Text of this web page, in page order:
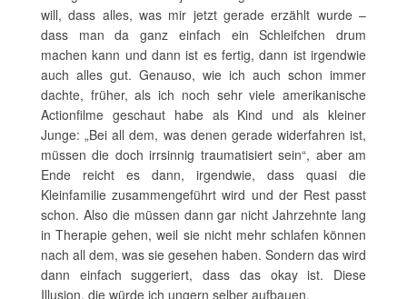
will, dass alles, was mir jetzt gerade erzählt wurde –
dass man da ganz einfach ein Schleifchen drum
machen kann und dann ist es fertig, dann ist irgendwie
auch alles gut. Genauso, wie ich auch schon immer
dachte, früher, als ich noch sehr viele amerikanische
Actionfilme geschaut habe als Kind und als kleiner
Junge: „Bei all dem, was denen gerade widerfahren ist,
müssen die doch irrsinnig traumatisiert sein“, aber am
Ende reicht es dann, irgendwie, dass quasi die
Kleinfamilie zusammengeführt wird und der Rest passt
schon. Also die müssen dann gar nicht Jahrzehnte lang
in Therapie gehen, weil sie nicht mehr schlafen können
nach all dem, was sie gesehen haben. Sondern das wird
dann einfach suggeriert, dass das okay ist. Diese
Illusion, die würde ich ungern selber aufbauen.